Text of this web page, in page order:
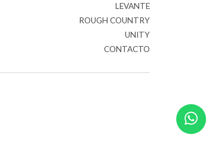
LEVANTE
ROUGH COUNTRY
UNITY
CONTACTO